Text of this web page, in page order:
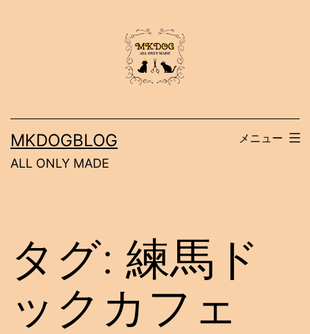
ス
MKDOGBLOG
ALL ONLY MADE
メニュー
タグ: 練馬ド
ックカフェ